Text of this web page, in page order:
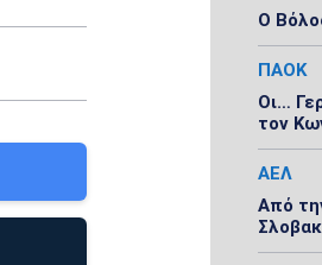
Ο
ΠΑΟΚ
Οι…
τον
ΑΕΛ
Από